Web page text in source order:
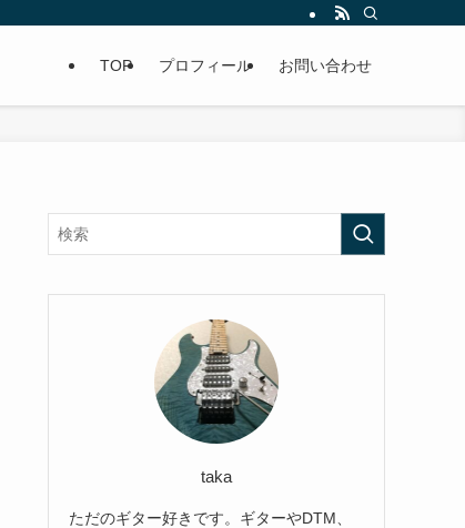
TOP プロフィール お問い合わせ
taka
ただのギター好きです。ギターやDTM、